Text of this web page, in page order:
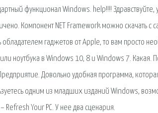
функционал Windows. help!!!!
Компонент NET Framework можно скачать с
обладателем гаджетов от Apple, то вам просто
ноутбука в Windows 10, 8 и Windows 7. Какая.
Довольно удобная программа,
одним из младших изданий Windows,
Refresh Your PC. У нее два сценария.